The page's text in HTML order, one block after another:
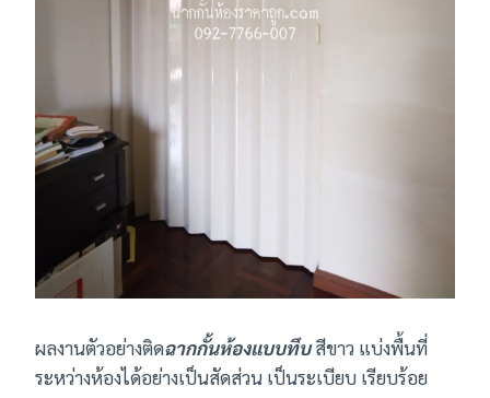
ผลงานตัวอย่างติดฉากกั้นห้องแบบทึบสีขาว แบ่งพื้นที่
ระหว่างห้องได้อย่างเป็นสัดส่วน เป็นระเบียบ เรียบร้อย